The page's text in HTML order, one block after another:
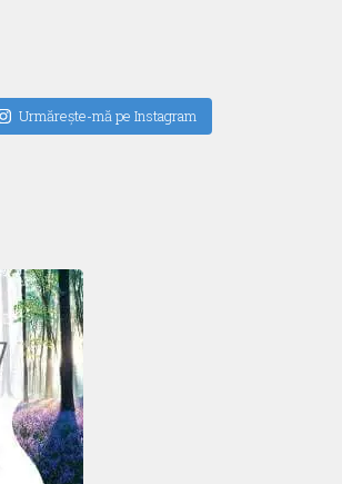
Urmăreşte-mă pe Instagram